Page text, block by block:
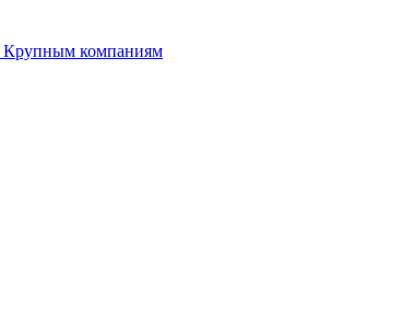
Крупным компаниям